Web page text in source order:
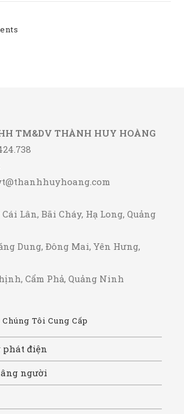
TM&DV THÀNH HUY HOÀNG
Cái Lân, Bãi Cháy, Hạ Long, Quảng
Dung, Đông Mai, Yên Hưng,
Cẩm Phả, Quảng Ninh
Tôi Cung Cấp
phát điện
người